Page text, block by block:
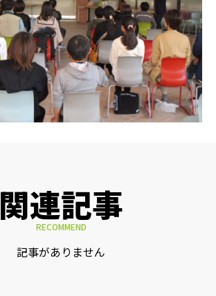
関連記事
RECOMMEND
記事がありません